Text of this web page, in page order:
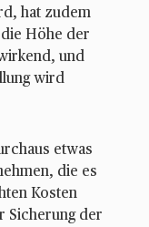
hat zudem
die Höhe der
und
wird
etwas
die es
Kosten
Sicherung der